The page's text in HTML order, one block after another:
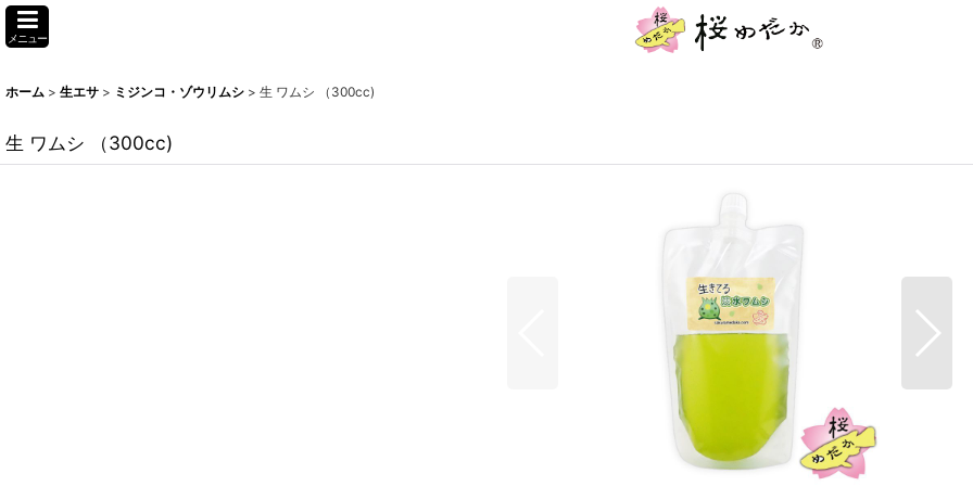
メニュー
ホーム > 生エサ > ミジンコ・ゾウリムシ > 生 ワムシ （300cc)
生 ワムシ （300cc)